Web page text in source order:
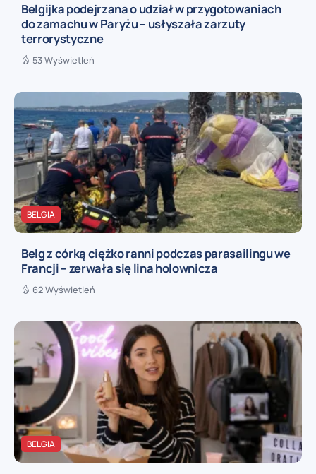
Belgijka podejrzana o udział w przygotowaniach
do zamachu w Paryżu – usłyszała zarzuty
terrorystyczne
53 Wyświetleń
BELGIA
Belg z córką ciężko ranni podczas parasailingu we
Francji – zerwała się lina holownicza
62 Wyświetleń
BELGIA